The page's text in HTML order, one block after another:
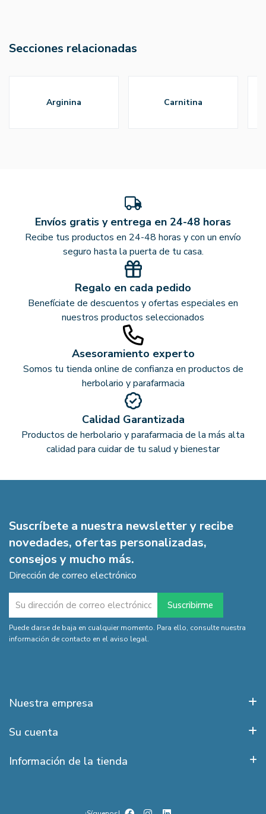
Secciones relacionadas
arginina carnitina
Envíos gratis y entrega en 24-48 horas
Recibe tus productos en 24-48 horas y con un envío
seguro hasta la puerta de tu casa.
Regalo en cada pedido
Benefíciate de descuentos y ofertas especiales en
nuestros productos seleccionados
Asesoramiento experto
Somos tu tienda online de confianza en productos de
herbolario y parafarmacia
Calidad Garantizada
Productos de herbolario y parafarmacia de la más alta
calidad para cuidar de tu salud y bienestar
Suscríbete a nuestra newsletter y recibe
novedades, ofertas personalizadas,
consejos y mucho más.
Dirección de correo electrónico
Puede darse de baja en cualquier momento. Para ello, consulte nuestra
información de contacto en el aviso legal.
Nuestra empresa
Su cuenta
Información de la tienda